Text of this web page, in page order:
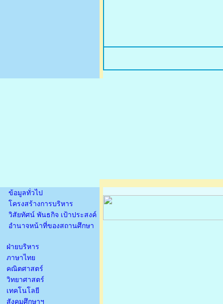
ข้อมูลทั่วไป
โครงสร้างการบริหาร
วิสัยทัศน์ พันธกิจ เป้าประสงค์
อำนาจหน้าที่ของสถานศึกษา
ฝ่ายบริหาร
ภาษาไทย
คณิตศาสตร์
วิทยาศาสตร์
เทคโนโลยี
สังคมศึกษาฯ